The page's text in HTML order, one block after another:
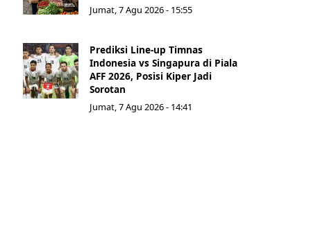
Jumat, 7 Agu 2026 - 15:55
Prediksi Line-up Timnas
Indonesia vs Singapura di Piala
AFF 2026, Posisi Kiper Jadi
Sorotan
Jumat, 7 Agu 2026 - 14:41